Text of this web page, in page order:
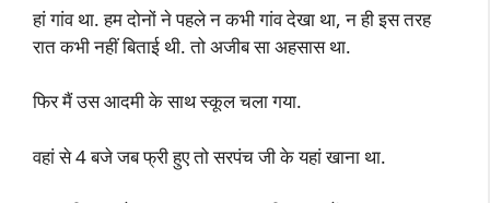
हां गांव था. हम दोनों ने पहले न कभी गांव देखा था, न ही इस तरह
रात कभी नहीं बिताई थी. तो अजीब सा अहसास था.
फिर मैं उस आदमी के साथ स्कूल चला गया.
वहां से 4 बजे जब फ्री हुए तो सरपंच जी के यहां खाना था.